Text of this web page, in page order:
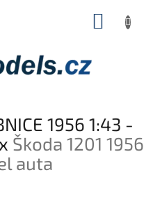
1956 1:43 -
Škoda 1201 1956
auta